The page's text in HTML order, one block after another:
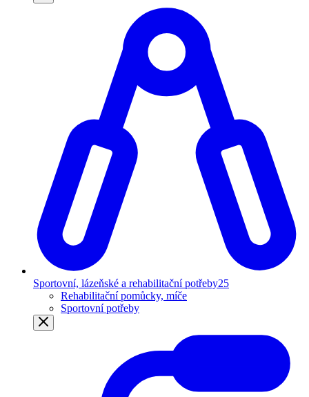
Sportovní, lázeňské a rehabilitační potřeby25
Rehabilitační pomůcky, míče
Sportovní potřeby